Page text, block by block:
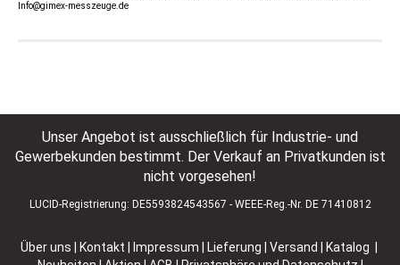
Info@gimex-messzeuge.de
Unser Angebot ist ausschließlich für Industrie- und
Gewerbekunden bestimmt. Der Verkauf an Privatkunden ist
nicht vorgesehen!
LUCID-Registrierung: DE5593824543567 - WEEE-Reg.-Nr. DE 71410812
Über uns Kontakt Impressum Lieferung | Versand
Katalog |